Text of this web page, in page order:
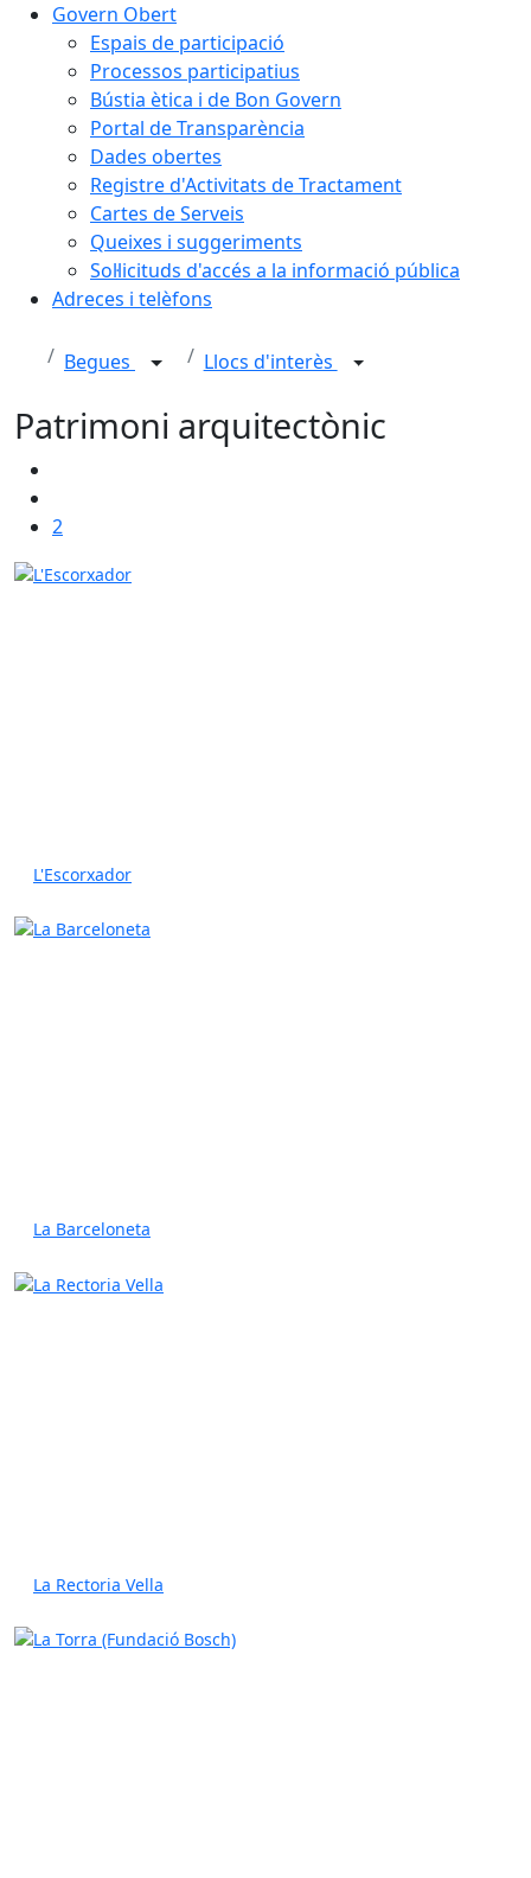
Govern Obert
Espais de participació
Processos participatius
Bústia ètica i de Bon Govern
Portal de Transparència
Dades obertes
Registre d'Activitats de Tractament
Cartes de Serveis
Queixes i suggeriments
Sol·licituds d'accés a la informació pública
Adreces i telèfons
Begues Llocs d'interès
Patrimoni arquitectònic
2
L'Escorxador
La Barceloneta
La Rectoria Vella